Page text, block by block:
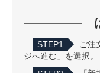
STEP1
ご注
ジへ進む」を選択。